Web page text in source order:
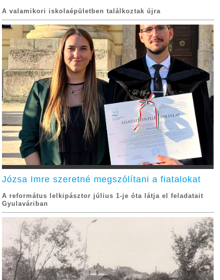
A valamikori iskolaépületben találkoztak újra
Józsa Imre szeretné megszólítani a fiatalokat
A református lelkipásztor július 1-je óta látja el feladatait
Gyulaváriban